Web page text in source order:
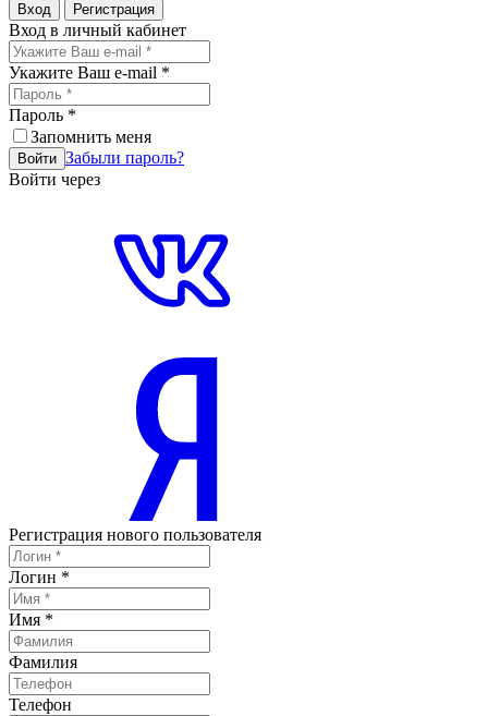
Вход Регистрация
Вход в личный кабинет
Укажите Ваш e-mail *
Пароль *
Запомнить меня
Войти Забыли пароль?
Войти через
Регистрация нового пользователя
Логин *
Имя *
Фамилия
Телефон